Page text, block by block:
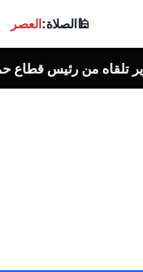
🕌الصلاة:العصر
حماية وتطوير نهر النيل